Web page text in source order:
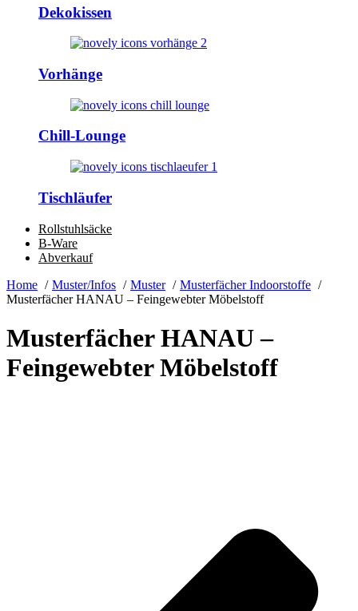
Dekokissen
Vorhänge
Chill-Lounge
Tischläufer
Rollstuhlsäcke
B-Ware
Abverkauf
Home
Muster/Infos Muster
Musterfächer Indoorstoffe
Musterfächer HANAU – Feingewebter Möbelstoff
Musterfächer HANAU –
Feingewebter Möbelstoff